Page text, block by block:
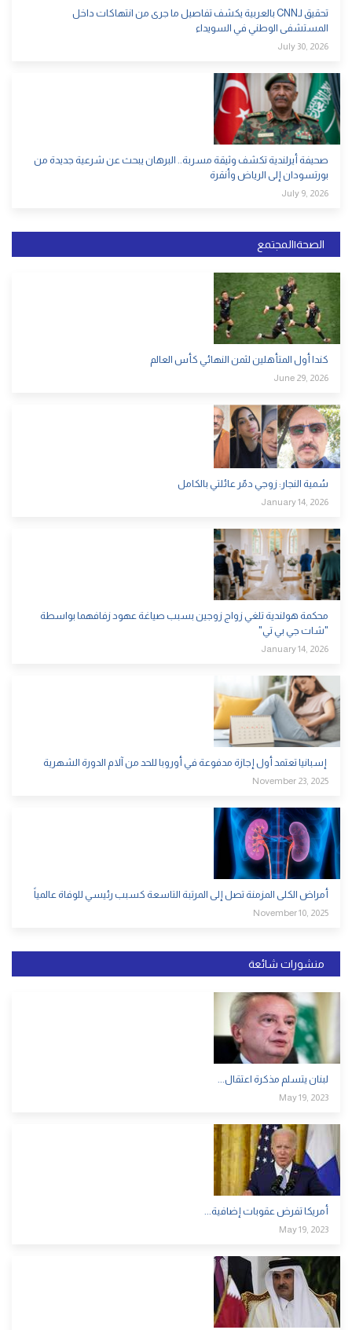
تحقيق لـCNN بالعربية يكشف تفاصيل ما جرى من انتهاكات داخل
المستشفى الوطني في السويداء
July 30, 2026
صحيفة أيرلندية تكشف وثيقة مسربة.. البرهان يبحث عن شرعية جديدة من
بورتسودان إلى الرياض وأنقرة
July 9, 2026
الصحة|المجتمع
كندا أول المتأهلين لثمن النهائي كأس العالم
June 29, 2026
سُمية النجار: زوجي دمّر عائلتي بالكامل
January 14, 2026
محكمة هولندية تلغي زواج زوجين بسبب صياغة عهود زفافهما بواسطة
"شات جي بي تي"
January 14, 2026
إسبانيا تعتمد أول إجازة مدفوعة في أوروبا للحد من آلام الدورة الشهرية
November 23, 2025
أمراض الكلى المزمنة تصل إلى المرتبة التاسعة كسبب رئيسي للوفاة عالمياً
November 10, 2025
منشورات شائعة
لبنان يتسلم مذكرة اعتقال...
May 19, 2023
أمريكا تفرض عقوبات إضافية...
May 19, 2023